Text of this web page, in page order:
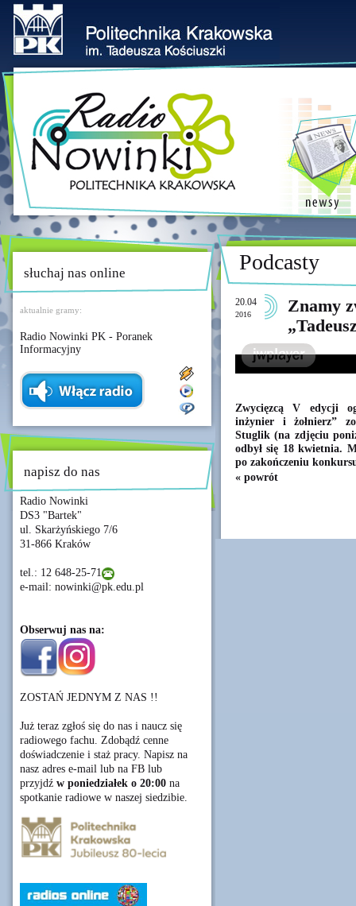
słuchaj nas online
aktualnie gramy:
Radio Nowinki PK - Poranek
Informacyjny
napisz do nas
Radio Nowinki
DS3 "Bartek"
ul. Skarżyńskiego 7/6
31-866 Kraków
tel.: 12 648-25-71
e-mail: nowinki@pk.edu.pl
Obserwuj nas na:
ZOSTAŃ JEDNYM Z NAS !!
Już teraz zgłoś się do nas i naucz się
radiowego fachu. Zdobądź cenne
doświadczenie i staż pracy. Napisz na
nasz adres e-mail lub na FB lub
przyjdź w poniedziałek o 20:00 na
spotkanie radiowe w naszej siedzibie.
Podcasty
20.04
2016
Znamy
Zwycięzcą V edycji
inżynier i żołnierz”
Stuglik (na zdjęciu
odbył się 18 kwietnia.
po zakończeniu
« powrót